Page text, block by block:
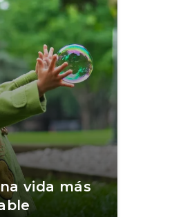
vida más